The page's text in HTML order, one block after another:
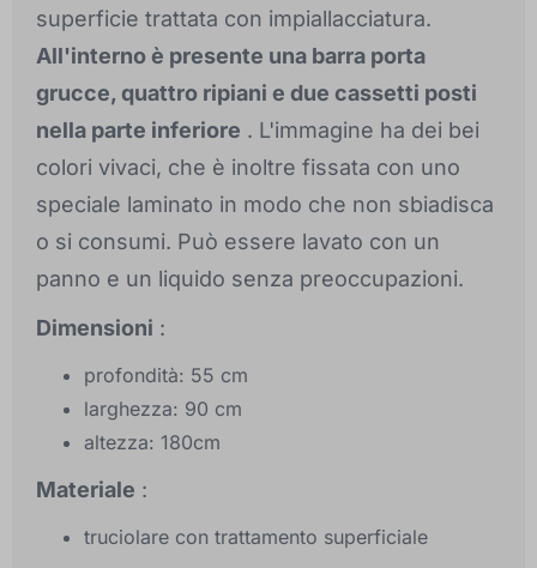
superficie trattata con impiallacciatura.
All'interno è presente una barra porta
grucce, quattro ripiani e due cassetti posti
nella parte inferiore . L'immagine ha dei bei
colori vivaci, che è inoltre fissata con uno
speciale laminato in modo che non sbiadisca
o si consumi. Può essere lavato con un
panno e un liquido senza preoccupazioni.
Dimensioni :
profondità: 55 cm
larghezza: 90 cm
altezza: 180cm
Materiale :
truciolare con trattamento superficiale